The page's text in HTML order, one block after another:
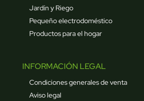
Jardín y Riego
Pequeño electrodoméstico
Productos para el hogar
INFORMACIÓN LEGAL
Condiciones generales de venta
Aviso legal